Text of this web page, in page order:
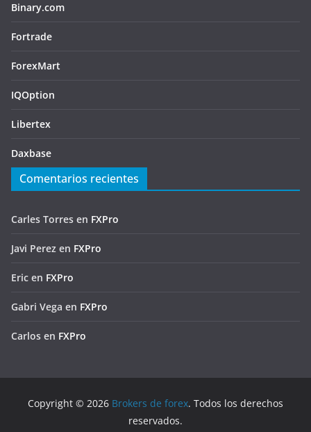
Binary.com
Fortrade
ForexMart
IQOption
Libertex
Daxbase
Comentarios recientes
Carles Torres en FXPro
Javi Perez en FXPro
Eric en FXPro
Gabri Vega en FXPro
Carlos en FXPro
Copyright © 2026 Brokers de forex. Todos los derechos
reservados.